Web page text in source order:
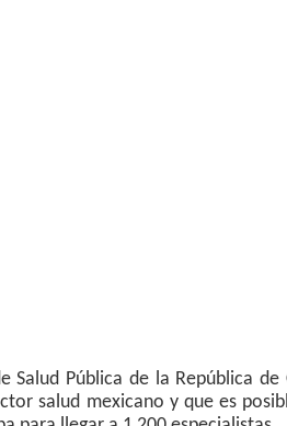
Salud Pública de la República de
salud mexicano y que es